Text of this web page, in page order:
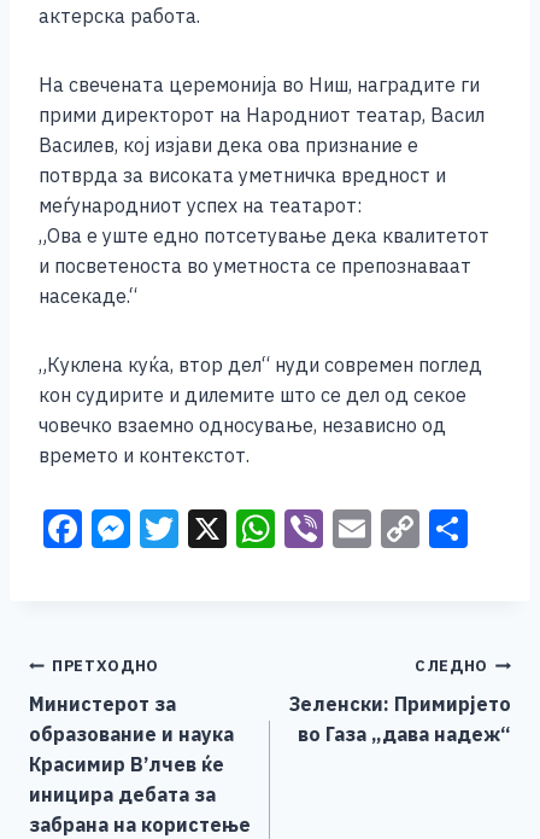
актерска работа.
На свечената церемонија во Ниш, наградите ги
прими директорот на Народниот театар, Васил
Василев, кој изјави дека ова признание е
потврда за високата уметничка вредност и
меѓународниот успех на театарот:
„Ова е уште едно потсетување дека квалитетот
и посветеноста во уметноста се препознаваат
насекаде.“
„Куклена куќа, втор дел“ нуди современ поглед
кон судирите и дилемите што се дел од секое
човечко взаемно односување, независно од
времето и контекстот.
F
b
o
o
k
M
n
g
er
T X W
A
p
Vi E C
Li
n
Навигација
на
напис
ПРЕТХОДНО
Министерот за
образование и наука
Красимир В’лчев ќе
иницира дебата за
забрана на користење
СЛЕДНО
Зеленски: Примирјето
во Газа „дава надеж“